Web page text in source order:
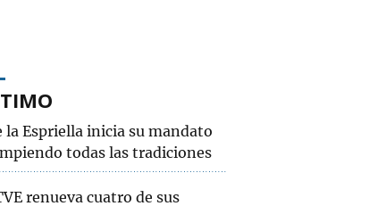
la Espriella inicia su mandato
todas las tradiciones
renueva cuatro de sus